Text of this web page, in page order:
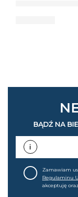
BĄDŹ NA
Zamawiam
Regulaminu
akceptuję